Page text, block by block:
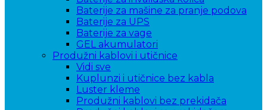
Baterije za mašine za pranje podova
Baterije za UPS
Baterije za vage
GEL akumulatori
Produžni kablovi i utičnice
Vidi sve
Kuplunzi i utičnice bez kabla
Luster kleme
Produžni kablovi bez prekidača